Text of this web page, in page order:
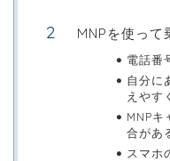
MNPを使って
電話番
自分に
えやす
MNPキ
合があ
スマホ